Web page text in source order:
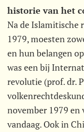
historie van het
Na de Islamitische
1979, moesten
en hun belangen
was een bij
revolutie (prof. dr.
november 1979
vandaag. Ook in